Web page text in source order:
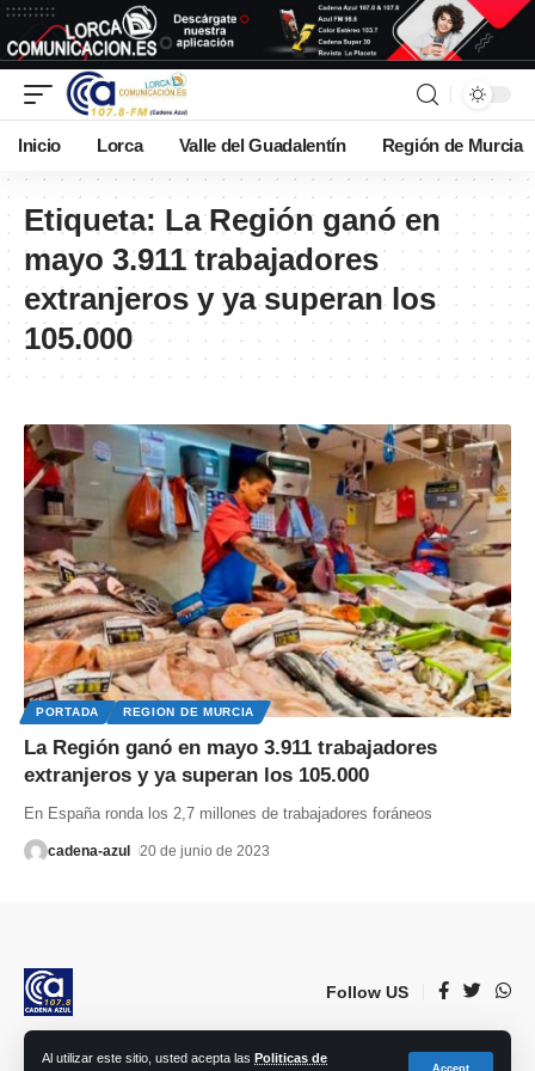
Al utilizar este sitio, usted acepta las Politicas de
Accept
Inicio Lorca Valle del Guadalentín Región de Murcia
Etiqueta: La Región ganó en
mayo 3.911 trabajadores
extranjeros y ya superan los
105.000
PORTADA REGION DE MURCIA
La Región ganó en mayo 3.911 trabajadores
extranjeros y ya superan los 105.000
En España ronda los 2,7 millones de trabajadores foráneos
cadena-azul 20 de junio de 2023
Follow US
© 2023 Lorca Comunicación, Radio, TV, prensa e Internet S.L. | Todos los